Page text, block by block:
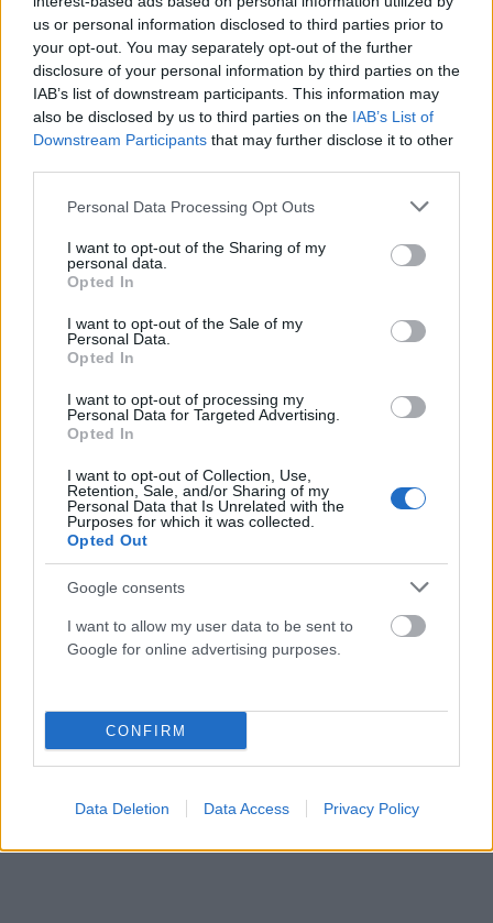
us or personal information disclosed to third parties prior to
your opt-out. You may separately opt-out of the further
disclosure of your personal information by third parties on the
IAB’s list of downstream participants. This information may
also be disclosed by us to third parties on the IAB’s List of
Downstream Participants that may further disclose it to other
Please note that this website/app uses one or more Google
not limited to your visit or usage behaviour. You may click to
grant or deny consent to Google and its third-party tags to
use your data for below specified purposes in below Google
consent section.
Personal Data Processing Opt Outs
I want to opt-out of the Sharing of my
personal data.
Opted In
I want to opt-out of the Sale of my
Personal Data.
Opted In
I want to opt-out of processing my
Personal Data for Targeted Advertising.
Opted In
I want to opt-out of Collection, Use,
Retention, Sale, and/or Sharing of my
Personal Data that Is Unrelated with the
Purposes for which it was collected.
Opted Out
Google consents
I want to allow my user data to be sent to
Google for online advertising purposes.
CONFIRM
Data Deletion Data Access Privacy Policy
ΑΣΤΥΝΟΜΙΚΆ
Αθηνών – Σουνίου: Ακόμη μία αναστροφή, ακόμη ένα
ΕΛΛΆΔΑ
«Πολιορκούν» την Ελλάδα οι Βαλκάνιοι τουρίστες:
Χιλιόμετρα οι ουρές στους Ευζώνους – Η μεγάλη
κάθοδος του Αυγούστου (Video)